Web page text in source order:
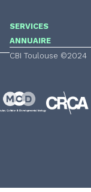
SERVICES
ANNUAIRE
CBI Toulouse ©2024